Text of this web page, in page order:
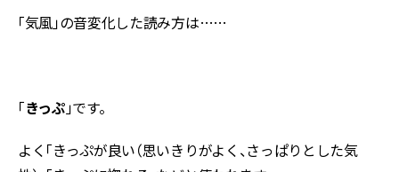
「気風」の音変化した読み方は……
「きっぷ」です。
よく「きっぷが良い（思いきりがよく、さっぱりとした気